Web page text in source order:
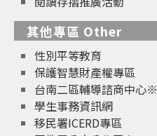
其他專區 Other
性別平等教育
保護智慧財產權專區
台南二區輔導諮商中心※
學生事務資訊網
移民署ICERD專區